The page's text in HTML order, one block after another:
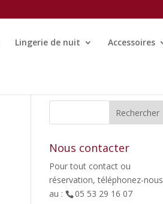
Lingerie de nuit Accessoires
Nous contacter
Pour tout contact ou
réservation, téléphonez-nous
au :
05 53 29 16 07